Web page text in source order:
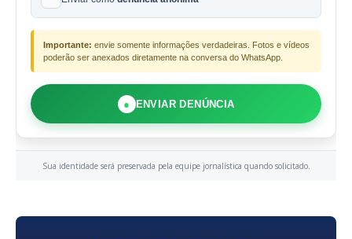
Importante: envie somente informações verdadeiras. Fotos e vídeos
poderão ser anexados diretamente na conversa do WhatsApp.
● ENVIAR DENÚNCIA
Sua identidade será preservada pela equipe jornalística quando solicitado.